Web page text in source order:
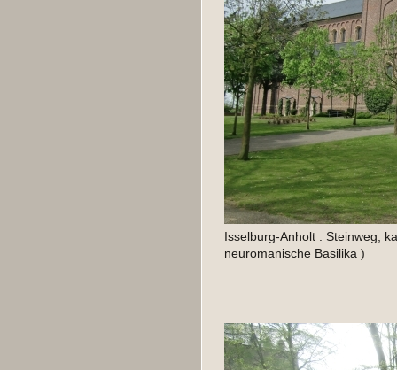
Isselburg-Anholt : Steinweg,
neuromanische Basilika )